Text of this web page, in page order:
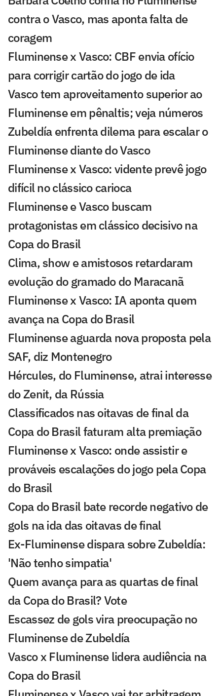
contra o Vasco, mas aponta falta de
coragem
Fluminense x Vasco: CBF envia ofício
para corrigir cartão do jogo de ida
Vasco tem aproveitamento superior ao
Fluminense em pênaltis; veja números
Zubeldía enfrenta dilema para escalar o
Fluminense diante do Vasco
Fluminense x Vasco: vidente prevê jogo
difícil no clássico carioca
Fluminense e Vasco buscam
protagonistas em clássico decisivo na
Copa do Brasil
Clima, show e amistosos retardaram
evolução do gramado do Maracanã
Fluminense x Vasco: IA aponta quem
avança na Copa do Brasil
Fluminense aguarda nova proposta pela
SAF, diz Montenegro
Hércules, do Fluminense, atrai interesse
do Zenit, da Rússia
Classificados nas oitavas de final da
Copa do Brasil faturam alta premiação
Fluminense x Vasco: onde assistir e
prováveis escalações do jogo pela Copa
do Brasil
Copa do Brasil bate recorde negativo de
gols na ida das oitavas de final
Ex-Fluminense dispara sobre Zubeldía:
'Não tenho simpatia'
Quem avança para as quartas de final
da Copa do Brasil? Vote
Escassez de gols vira preocupação no
Fluminense de Zubeldía
Vasco x Fluminense lidera audiência na
Copa do Brasil